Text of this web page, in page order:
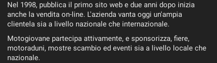
Nel 1998, pubblica il primo sito web e due anni dopo inizia
anche la vendita on-line. L'azienda vanta oggi un'ampia
clientela sia a livello nazionale che internazionale.
Motogiovane partecipa attivamente, e sponsorizza, fiere,
motoraduni, mostre scambio ed eventi sia a livello locale che
nazionale.